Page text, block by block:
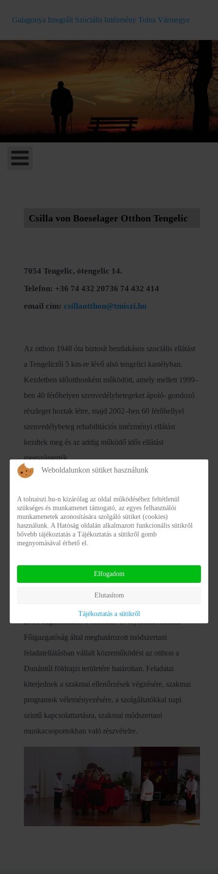
Galagonya Integrált Szociális Intézmény Tolna Vármegye
(
Csilla von Boeselager Otthon Tengelic
7054 Tengelic, ótengelic 14.
Telefon: +36 74 432 20736 74 432 414
email cím: csillaotthon@tmiszi.hu
Az otthon 1948 óta biztosít bentlakásos szociális ellátást
a Tengelictől 5 km-re lévő alsó tengelici kastélyban.
Kezdetben időotthonként működött, amely mellett 1999–
ben 40 férőhelyen szenvedélybetegeket ápoló- gondozó
részleget hoztak létre, majd 2002–ben 60 férőhellyel
szenvedélybeteg rehabilitációs intézményi ellátást
kezdtek meg és az addig működő idős ellátást
megszüntették.
2013 augusztusától a Szociális és Gyermekvédelmi
Főigazgatóság által meghatározott módszertani
feladatellátásban vállalt közreműködést az otthon a
Dunántúl földrajzi területére határoltan. Feladatai
kiterjednek a szakmai ellenőrzések végzésére, szakmai
programok véleményezésére, a szolgáltatókkal napi
szintű kapcsolattartásra, szakmai módszertani
munkacsoportokban való részvételre.
Weboldalunkon sütiket használunk
A tolnaiszi.hu-n kizárólag az oldal működéséhez feltétlenül
szükséges és munkamenet támogató, az egyes felhasználói
munkamenetek azonosítására szolgáló sütiket (cookies)
használunk. A Hatóság oldalán alkalmazott funkcionális sütikről
bővebb tájékoztatás a Tájékoztatás a sütikről gomb
megnyomásával érhető el.
Elfogadom
Elutasítom
Tájékoztatás a sütikről